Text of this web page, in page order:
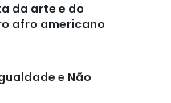
da arte e do
afro americano
e Não